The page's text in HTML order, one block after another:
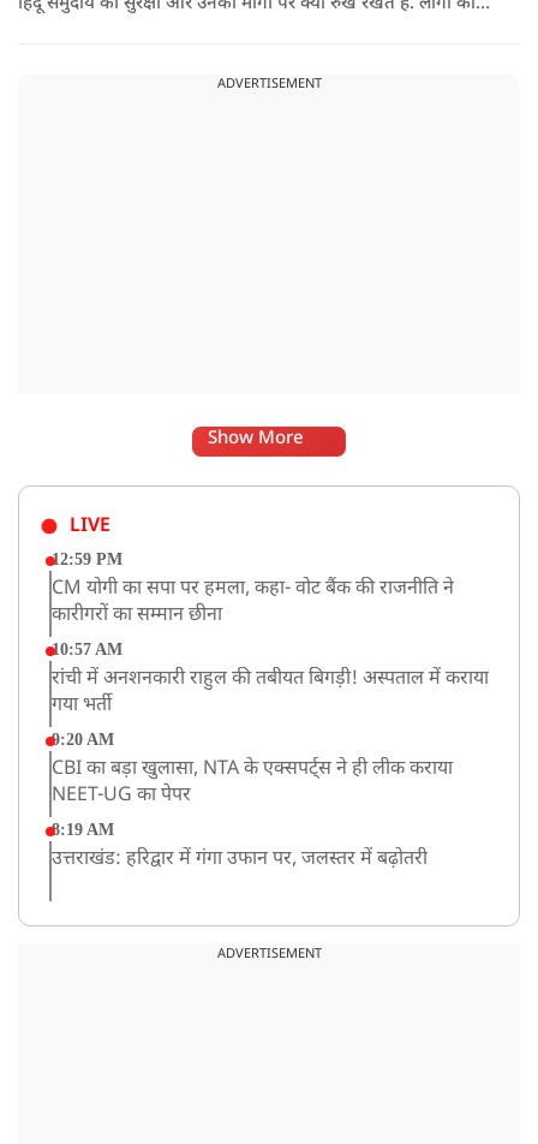
बात रखें और संसद में भी उनकी आवाज उठाएं.
ADVERTISEMENT
Show More
LIVE
12:59 PM
CM योगी का सपा पर हमला, कहा- वोट बैंक की राजनीति ने
कारीगरों का सम्मान छीना
10:57 AM
रांची में अनशनकारी राहुल की तबीयत बिगड़ी! अस्पताल में कराया
गया भर्ती
9:20 AM
CBI का बड़ा खुलासा, NTA के एक्सपर्ट्स ने ही लीक कराया
NEET-UG का पेपर
8:19 AM
उत्तराखंड: हरिद्वार में गंगा उफान पर, जलस्तर में बढ़ोतरी
UP: लखनऊ में चलती कार में लगी आग, युवक की जिंदा जलकर
ADVERTISEMENT